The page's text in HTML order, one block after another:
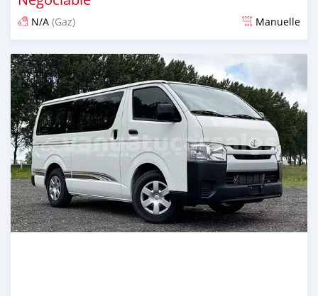
N/A (Gaz) Manuelle
Publié il y a 3 mois